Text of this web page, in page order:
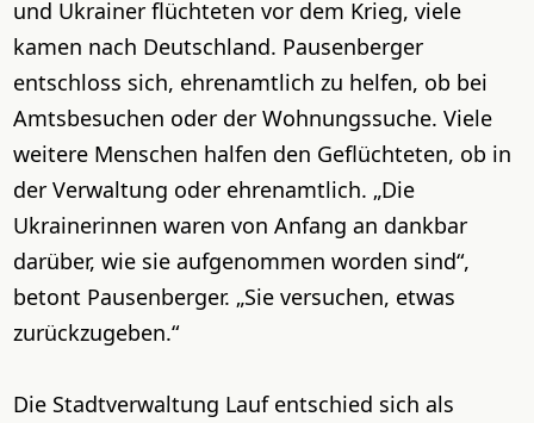
und Ukrainer flüchteten vor dem Krieg, viele
kamen nach Deutschland. Pausenberger
entschloss sich, ehrenamtlich zu helfen, ob bei
Amtsbesuchen oder der Wohnungssuche. Viele
weitere Menschen halfen den Geflüchteten, ob in
der Verwaltung oder ehrenamtlich. „Die
Ukrainerinnen waren von Anfang an dankbar
darüber, wie sie aufgenommen worden sind“,
betont Pausenberger. „Sie versuchen, etwas
zurückzugeben.“
Die Stadtverwaltung Lauf entschied sich als